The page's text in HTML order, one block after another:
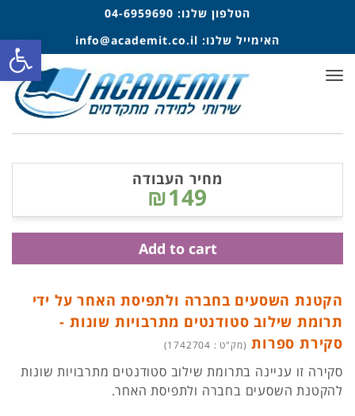
הטלפון שלנו: 04-6959690
האימייל שלנו: info@academit.co.il
תפריט
הקטנת השסעים בחברה ולתפיסת האחר על ידי
תרומת שילוב סטודנטים מתרבויות שונות -
סקירת ספרות (מק"ט : 1742704)
סקירה זו עניינה בתרומת שילוב סטודנטים מתרבויות שונות
להקטנת השסעים בחברה ולתפיסת האחר.
מחיר העבודה
₪149
Add to cart
פתח